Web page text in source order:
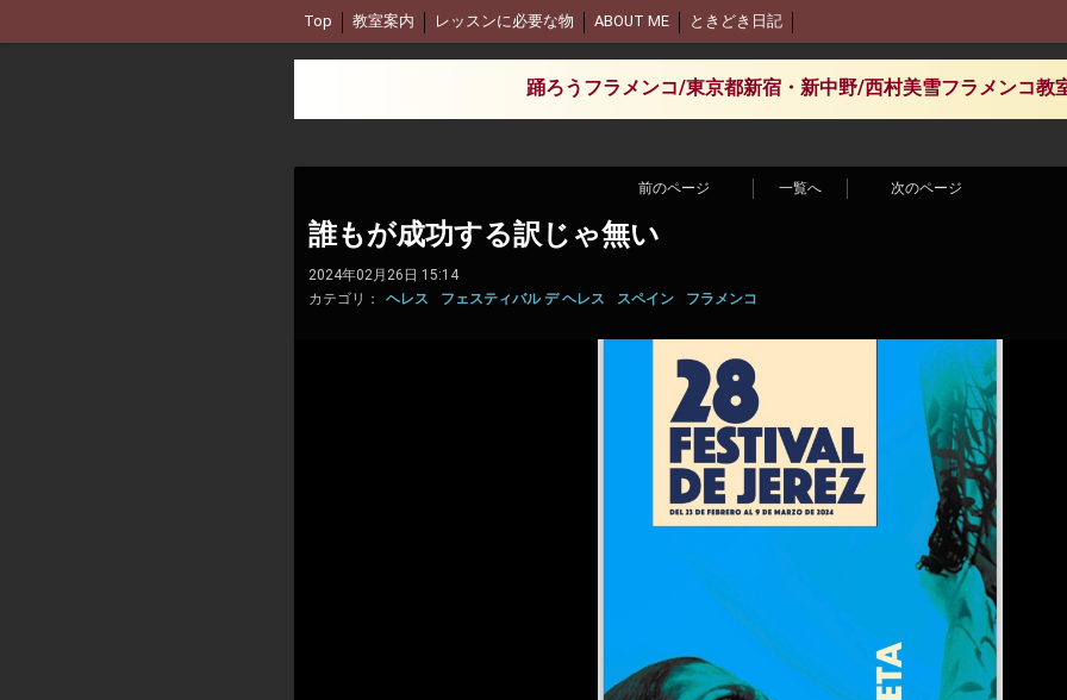
Top 教室案内 レッスンに必要な物 ABOUT ME ときどき日記
踊ろうフラメンコ/東京都新宿・新中野/西村美雪フラメンコ教
前のページ 一覧へ 次のページ
誰もが成功する訳じゃ無い
2024年02月26日 15:14
カテゴリ：
ヘレス フェスティバル デ ヘレス スペイン フラメンコ